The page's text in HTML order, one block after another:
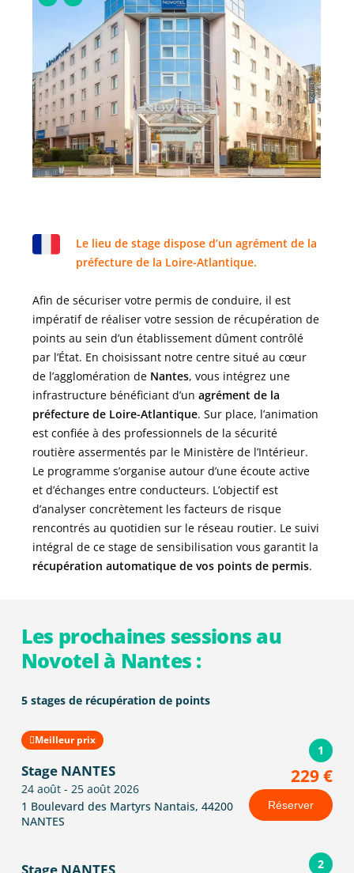
Le lieu de stage dispose d’un agrément de la
préfecture de la Loire-Atlantique.
Afin de sécuriser votre permis de conduire, il est
impératif de réaliser votre session de récupération de
points au sein d’un établissement dûment contrôlé
par l’État. En choisissant notre centre situé au cœur
de l’agglomération de Nantes, vous intégrez une
infrastructure bénéficiant d’unagrément de la
préfecture de Loire-Atlantique. Sur place, l’animation
est confiée à des professionnels de la sécurité
routière assermentés par le Ministère de l’Intérieur.
Le programme s’organise autour d’une écoute active
et d’échanges entre conducteurs. L’objectif est
d’analyser concrètement les facteurs de risque
rencontrés au quotidien sur le réseau routier. Le suivi
intégral de ce stage de sensibilisation vous garantit la
récupération automatique de vos points de permis.
Les prochaines sessions au
Novotel à Nantes :
5 stages de récupération de points
Meilleur prix
Stage NANTES
24 août - 25 août 2026
1 Boulevard des Martyrs Nantais, 44200
NANTES
1
229 €
Réserver
Stage NANTES 2